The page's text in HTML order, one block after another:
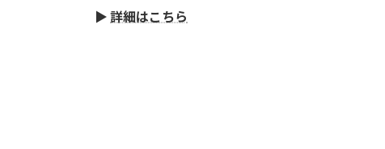
▶ 詳細はこちら